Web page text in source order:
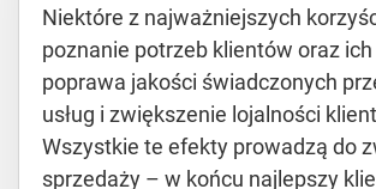
Niektóre z najważniejszych
poznanie potrzeb klientów oraz
poprawa jakości świadczonych
usług i zwiększenie lojalności
Wszystkie te efekty prowadzą do
sprzedaży – w końcu najlepszy